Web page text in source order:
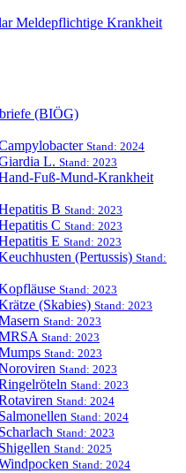
Meldepflichtige Krankheit
(BIÖG)
Stand: 2024
L. Stand: 2023
Fuß-Mund-Krankheit
B Stand: 2023
C Stand: 2023
E Stand: 2023
(Pertussis) Stand:
Stand: 2023
(Skabies) Stand: 2023
Stand: 2023
Stand: 2023
Stand: 2023
Stand: 2023
Stand: 2023
Stand: 2024
Stand: 2024
Stand: 2023
Stand: 2025
Stand: 2024